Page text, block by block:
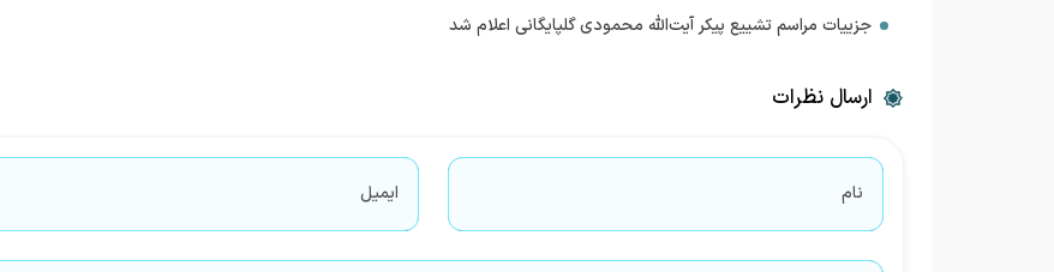
جزییات مراسم تشییع پیکر آیت‌الله محمودی گلپایگانی اعلام شد
ارسال نظرات